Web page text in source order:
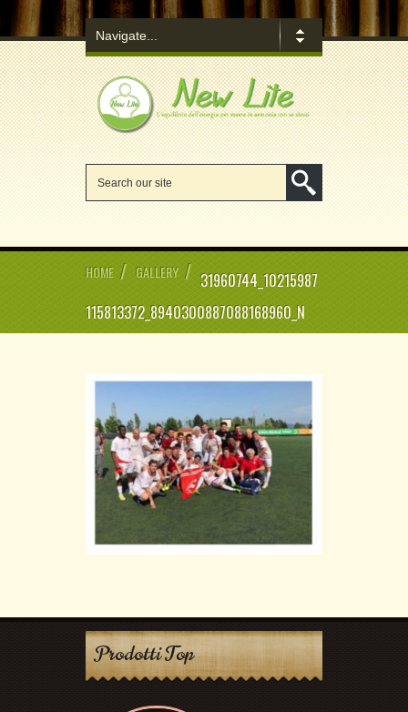
HOME / GALLERY / 31960744_10215987
115813372_8940300887088168960_N
Prodotti Top